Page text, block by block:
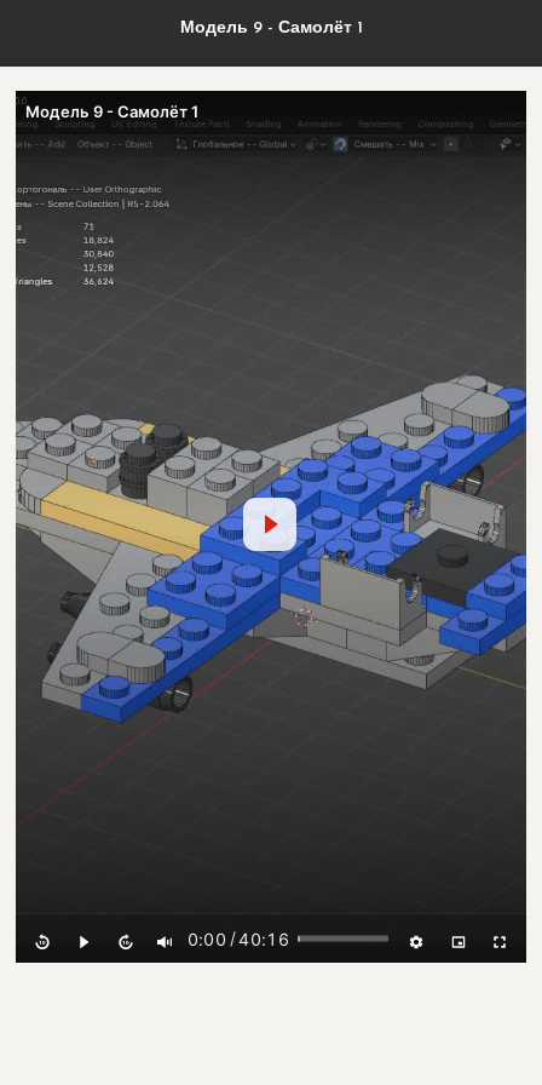
Модель 9 - Самолёт 1
Модель 9 - Самолёт 1
0:00 /40:16